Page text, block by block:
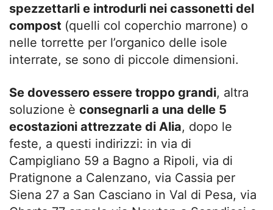
spezzettarli e introdurli nei cassonetti del
compost (quelli col coperchio marrone) o
nelle torrette per l’organico delle isole
interrate, se sono di piccole dimensioni.
Se dovessero essere troppo grandi, altra
soluzione è consegnarli a una delle 5
ecostazioni attrezzate di Alia, dopo le
feste, a questi indirizzi: in via di
Campigliano 59 a Bagno a Ripoli, via di
Pratignone a Calenzano, via Cassia per
Siena 27 a San Casciano in Val di Pesa, via